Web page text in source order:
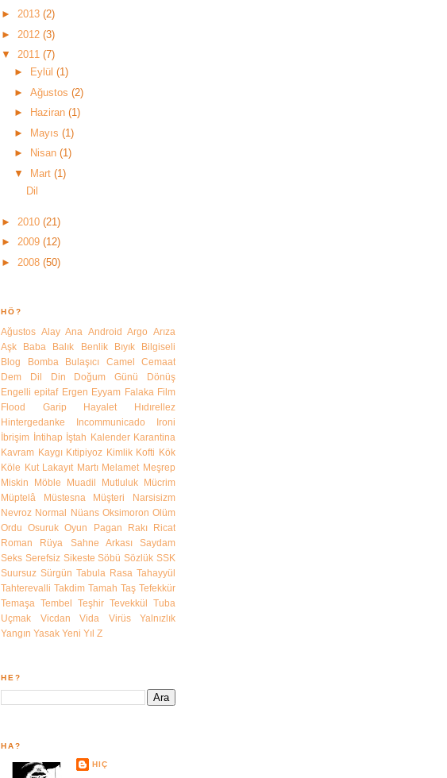
► 2013 (2)
► 2012 (3)
▼ 2011 (7)
►
Eylül (1)
► Ağustos (2)
►
Haziran (1)
►
Mayıs (1)
►
Nisan (1)
▼
Mart (1)
Dil
► 2010 (21)
► 2009 (12)
► 2008 (50)
HÖ?
Ağustos Alay Ana Android Argo
Arıza
Aşk
Baba Balık Benlik Bıyık
Bilgiseli
Blog
Bomba Bulaşıcı Camel
Cemaat
Dem
Dil Din Doğum Günü
Dönüş
Engelli epitaf Ergen Eyyam Falaka Film
Flood
Garip Hayalet
Hıdırellez
Hintergedanke
Incommunicado
Ironi
İbrişim İntihap İştah Kalender Karantina
Kavram Kaygı Kıtipiyoz Kimlik Kofti Kök
Köle Kut Lakayıt Martı Melamet Meşrep
Miskin
Möble Muadil Mutluluk
Mücrim
Müptelâ
Müstesna Müşteri
Narsisizm
Nevroz Normal Nüans Oksimoron Olüm
Ordu
Osuruk Oyun Pagan Rakı
Ricat
Roman
Rüya Sahne Arkası
Saydam
Seks Serefsiz Sikeste Söbü Sözlük SSK
Suursuz Sürgün Tabula Rasa Tahayyül
Tahterevalli Takdim Tamah Taş Tefekkür
Temaşa
Tembel Teşhir Tevekkül
Tuba
Uçmak
Vicdan Vida Virüs
Yalnızlık
Yangın Yasak Yeni Yıl Z
HE?
HA?
HIÇ